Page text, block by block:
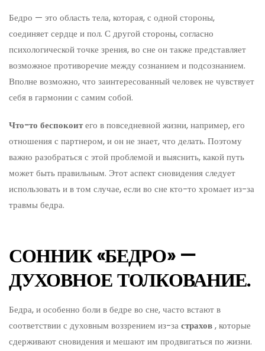
Бедро — это область тела, которая, с одной стороны,
соединяет сердце и пол. С другой стороны, согласно
психологической точке зрения, во сне он также представляет
возможное противоречие между сознанием и подсознанием.
Вполне возможно, что заинтересованный человек не чувствует
себя в гармонии с самим собой.
Что-то беспокоитего в повседневной жизни, например, его
отношения с партнером, и он не знает, что делать. Поэтому
важно разобраться с этой проблемой и выяснить, какой путь
может быть правильным. Этот аспект сновидения следует
использовать и в том случае, если во сне кто-то хромает из-за
травмы бедра.
СОННИК «БЕДРО» —
ДУХОВНОЕ ТОЛКОВАНИЕ.
Бедра, и особенно боли в бедре во сне, часто встают в
соответствии с духовным воззрением из-застрахов, которые
сдерживают сновидения и мешают им продвигаться по жизни.